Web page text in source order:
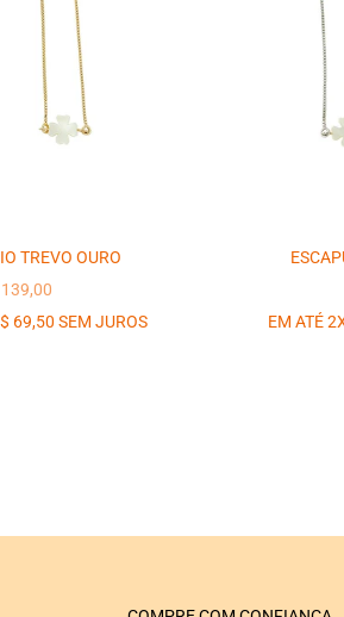
TREVO OURO
PROMOCIONAL
69,50 SEM JUROS
EM ATÉ